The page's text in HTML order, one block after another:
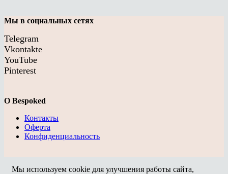
Мы в социальных сетях
Telegram
Vkontakte
YouTube
Pinterest
О Bespoked
Контакты
Оферта
Конфиденциальность
Мы используем cookie для улучшения работы сайта,